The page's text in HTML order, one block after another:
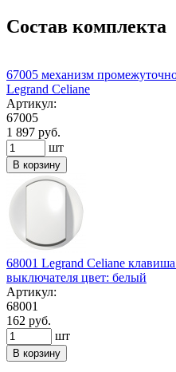
Состав комплекта
67005 механизм
Legrand Celiane
Артикул:
67005
1 897 руб.
шт
В корзину
68001 Legrand Celiane
выключателя цвет: белый
Артикул:
68001
162 руб.
шт
В корзину